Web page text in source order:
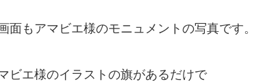
面もアマビエ様のモニュメントの写真です。
ビエ様のイラストの旗があるだけで